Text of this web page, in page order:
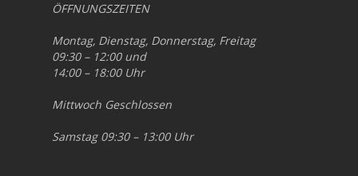
ÖFFNUNGSZEITEN
Montag, Dienstag, Donnerstag, Freitag
09:30 – 12:00 und
14:00 – 18:00 Uhr
Mittwoch Geschlossen
Samstag 09:30 – 13:00 Uhr